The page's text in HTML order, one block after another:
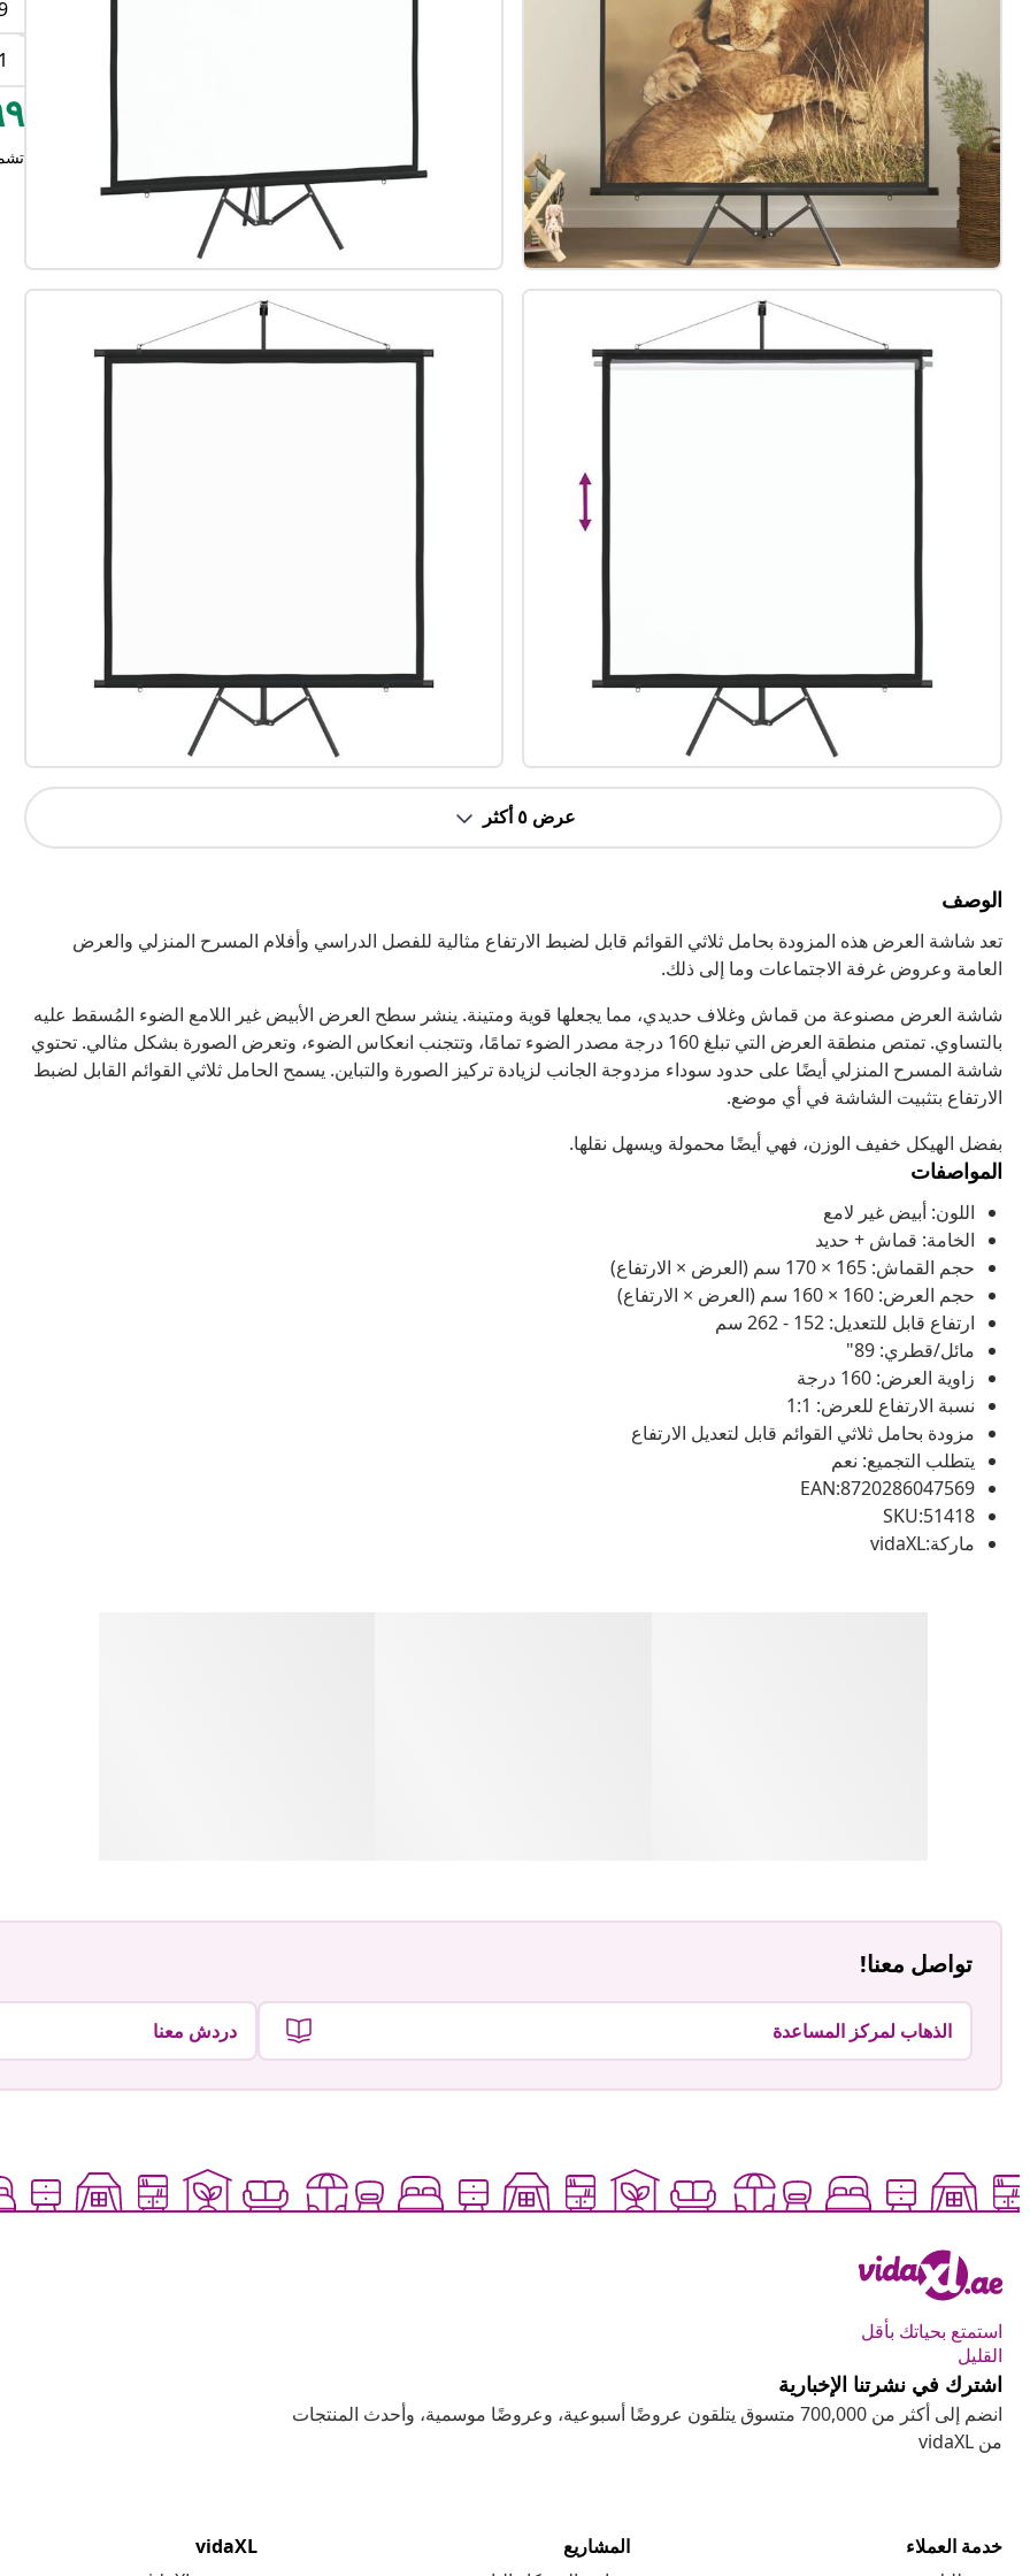
عرض ٥ أكثر
الوصف
تعد شاشة العرض هذه المزودة بحامل ثلاثي القوائم قابل لضبط الارتفاع مثالية للفصل الدراسي وأفلام المسرح المنزلي والعرض
العامة وعروض غرفة الاجتماعات وما إلى ذلك.
شاشة العرض مصنوعة من قماش وغلاف حديدي، مما يجعلها قوية ومتينة. ينشر سطح العرض الأبيض غير اللامع الضوء المُسقط عليه
بالتساوي. تمتص منطقة العرض التي تبلغ 160 درجة مصدر الضوء تمامًا، وتتجنب انعكاس الضوء، وتعرض الصورة بشكل مثالي. تحتوي
شاشة المسرح المنزلي أيضًا على حدود سوداء مزدوجة الجانب لزيادة تركيز الصورة والتباين. يسمح الحامل ثلاثي القوائم القابل لضبط
الارتفاع بتثبيت الشاشة في أي موضع.
بفضل الهيكل خفيف الوزن، فهي أيضًا محمولة ويسهل نقلها.
المواصفات
اللون: أبيض غير لامع
الخامة: قماش + حديد
حجم القماش: 165 × 170 سم (العرض × الارتفاع)
حجم العرض: 160 × 160 سم (العرض × الارتفاع)
ارتفاع قابل للتعديل: 152 - 262 سم
مائل/قطري: 89"
زاوية العرض: 160 درجة
نسبة الارتفاع للعرض: 1:1
مزودة بحامل ثلاثي القوائم قابل لتعديل الارتفاع
يتطلب التجميع: نعم
EAN:8720286047569
SKU:51418
ماركة:vidaXL
تواصل معنا!
الذهاب لمركز المساعدة دردش معنا
استمتع بحياتك بأقل
القليل
اشترك في نشرتنا الإخبارية
انضم إلى أكثر من 700,000 متسوق يتلقون عروضًا أسبوعية، وعروضًا موسمية، وأحدث المنتجات
من vidaXL
خدمة العملاء
المشاريع
vidaXL